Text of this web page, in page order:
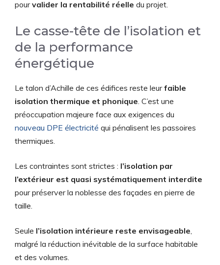
pourvalider la rentabilité réelle du projet.
Le casse-tête de l’isolation et
de la performance
énergétique
Le talon d’Achille de ces édifices reste leurfaible
isolation thermique et phonique. C’est une
préoccupation majeure face aux exigences du
nouveau DPE électricité qui pénalisent les passoires
thermiques.
Les contraintes sont strictes : l’isolation par
l’extérieur est quasi systématiquement interdite
pour préserver la noblesse des façades en pierre de
taille.
Seule l’isolation intérieure reste envisageable,
malgré la réduction inévitable de la surface habitable
et des volumes.